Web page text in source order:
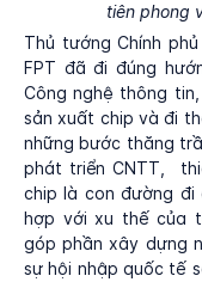
tiên phong
Thủ tướng Chính
FPT đã đi đúng
Công nghệ thông
sản xuất chip và đi
những bước thăng
phát triển CNTT,
chip là con đường đi
hợp với xu thế của
góp phần xây dựng
sự hội nhập quốc tế